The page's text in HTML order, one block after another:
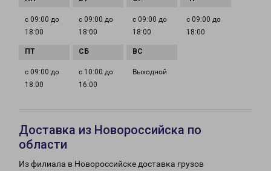
с 09:00 до
18:00
с 09:00 до
18:00
с 09:00 до
18:00
с 09:00 до
18:00
с 09:00 до
18:00
с 10:00 до
16:00
Выходной
Доставка из Новороссийска по
области
Из филиала в Новороссийске доставка грузов